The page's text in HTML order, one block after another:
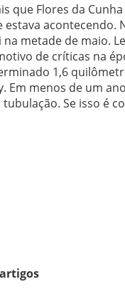
que Flores da
acontecendo.
metade de maio.
de críticas na
1,6
Em menos de um
Se isso é